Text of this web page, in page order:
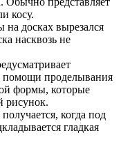
косу.
досках вырезался
насквозь не
помощи проделывания
формы, которые
рисунок.
когда под
гладкая